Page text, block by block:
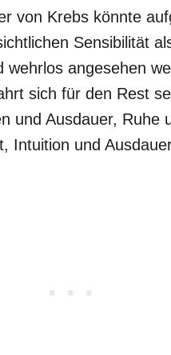
von Krebs könnte
Sensibilität
wehrlos angesehen
sich für den Rest
und Ausdauer, Ruhe
Intuition und